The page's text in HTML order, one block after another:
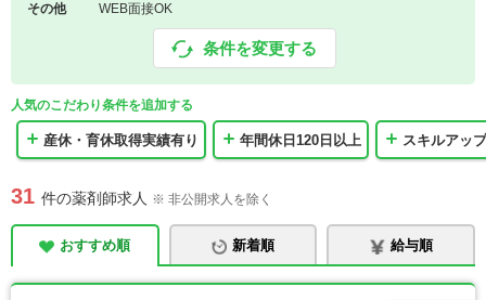
その他
WEB面接OK
条件を変更する
人気のこだわり条件を追加する
産休・育休取得実績有り 年間休日120日以上 スキルアップ
31 件の薬剤師求人 ※ 非公開求人を除く
おすすめ順 新着順 給与順